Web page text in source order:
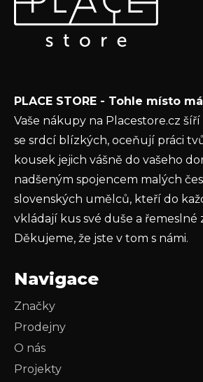
Vložte svůj e-mail a my vám
nových produktech na našem e-
ochrany osobních údajů
PŘIHLÁSIT SE
PLACE STORE - Tohle místo
Vaše nákupy na Placestore.cz
se srdcí blízkých, oceňují práci
kousek jejich vášně do vašeho
nadšeným spojencem malých
slovenských umělců, kteří do
vkládají kus své duše a řemeslné
Děkujeme, že jste v tom s námi.
Navigace
Značky
Prodejny
O nás
Projekty